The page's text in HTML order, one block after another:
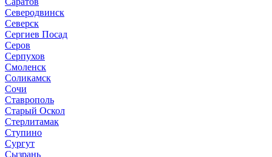
Северодвинск
Северск
Сергиев Посад
Серов
Серпухов
Смоленск
Соликамск
Сочи
Ставрополь
Старый Оскол
Стерлитамак
Ступино
Сургут
Сызрань